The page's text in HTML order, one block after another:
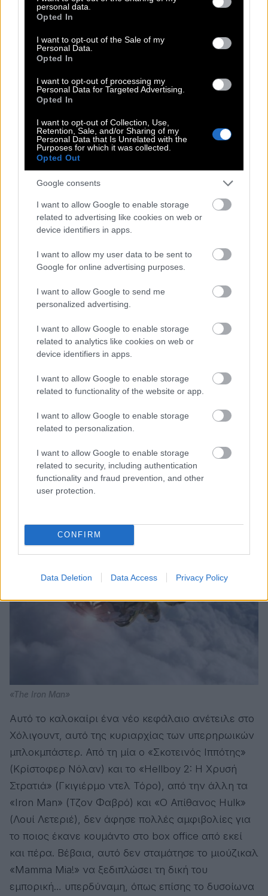
grant or deny consent to Google and its third-party tags to
use your data for below specified purposes in below Google
consent section.
personal data.
Opted In
I want to opt-out of the Sale of my
Personal Data.
Opted In
I want to opt-out of processing my
Personal Data for Targeted Advertising.
Opted In
I want to opt-out of Collection, Use,
Retention, Sale, and/or Sharing of my
Personal Data that Is Unrelated with the
Purposes for which it was collected.
Opted Out
Google consents
I want to allow Google to enable storage
related to advertising like cookies on web or
device identifiers in apps.
I want to allow my user data to be sent to
Google for online advertising purposes.
I want to allow Google to send me
personalized advertising.
I want to allow Google to enable storage
related to analytics like cookies on web or
device identifiers in apps.
I want to allow Google to enable storage
related to functionality of the website or app.
I want to allow Google to enable storage
related to personalization.
I want to allow Google to enable storage
related to security, including authentication
functionality and fraud prevention, and other
user protection.
CONFIRM
Data Deletion Data Access Privacy Policy
Για αρκετούς αυτή ήταν μία από τις καλύτερες
χρονιές στην ιστορία του κινηματογράφου.
Υπερβολή, αλλά έχει σίγουρα μια βάση. Ο Τζορτζ
Λούκας αναβίωσε το μύθο του «Star Wars»
εκκινώντας με την «Αόρατη Απειλή» μια τριλογία
που διχάζει μέχρι σήμερα, η «Έκτη Αίσθηση» μας
ακόμα θεαματικό animation («Tarzan»),
κυκλοφόρησαν δύοrom coms
αυστηρώς ακατάλληλη κωμωδία που γέννησε
Μπρένταν Φρέιζεν αποδείχθηκε έξοχος action hero
(«Η Μούμια»), ενώ ο τρόμος απέκτησε νέες
διαστάσεις χάρη στο «αληθινό» «Blair Witch
Project». Όλα αυτά σε τέσσερις μήνες έτσι;
«The Iron Man»
Αυτό το καλοκαίρι ένα νέο κεφάλαιο ανέτειλε στο
Χόλιγουντ, αυτό της κυριαρχίας των υπερηρωικών
μπλοκμπάστερ. Από τη μία ο «Σκοτεινός Ιππότης»
(Κρίστοφερ Νόλαν) και το «Hellboy 2: Η Χρυσή
Στρατιά» (Γκιγιέρμο ντελ Τόρο), από την άλλη τα
«Iron Man» (Τζον Φαβρό) και «Ο Απίθανος Hulk»
(Λουί Λετεριέ), δεν άφησε πολλές αμφιβολίες για
το ποιος έκανε κουμάντο στο box office από εκεί
και πέρα. Βέβαια, αυτό δεν σταμάτησε το μιούζικαλ
«Mamma Mia!» να ξεδιπλώσει τη δική του
εμπορική… υπερδύναμη, όπως επίσης το δυσοίωνα